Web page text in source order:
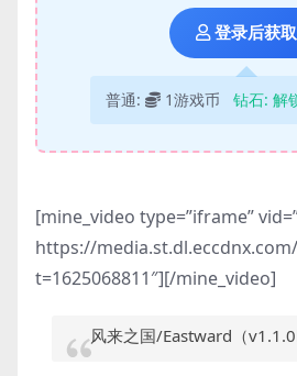
登录后获取
普通: 1游戏币 钻石: 解
[mine_video type=”iframe”
https://
t=1625068811″][/mine_video]
风来之国/Eastward（